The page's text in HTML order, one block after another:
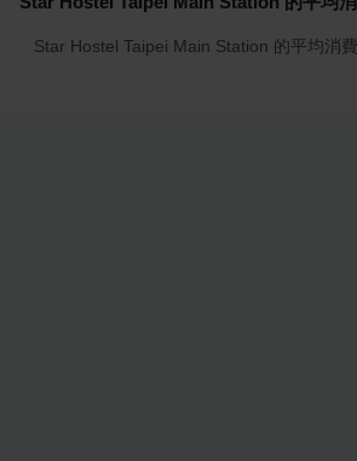
Star Hostel Taipei Main Station 的平均消費